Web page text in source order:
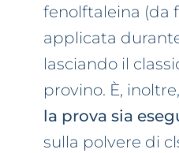
fenolftaleina (da
applicata
lasciando il
provino. È, inoltre,
la prova sia
sulla polvere di